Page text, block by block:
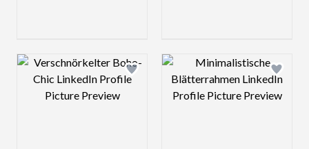
Design preview image Design preview